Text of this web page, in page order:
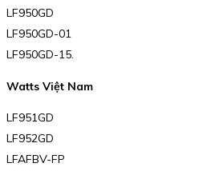
LF950GD
LF950GD-01
LF950GD-15.
Watts Việt Nam
LF951GD
LF952GD
LFAFBV-FP